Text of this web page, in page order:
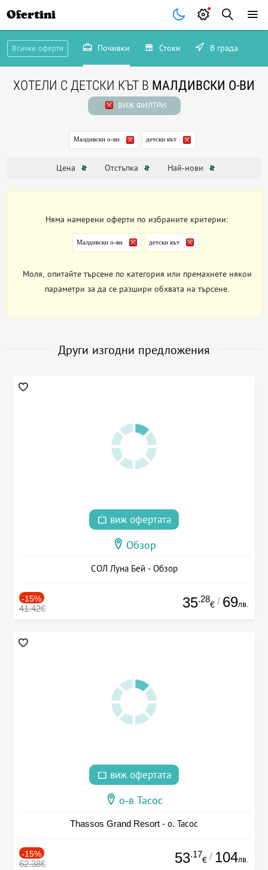
Ofertini
Всички оферти Почивки Стоки В града
ХОТЕЛИ С ДЕТСКИ КЪТ В МАЛДИВСКИ О-ВИ
ВИЖ ФИЛТРИ
Малдивски о-ви детски кът
Цена Отстъпка Най-нови
Няма намерени оферти по избраните критерии:
Малдивски о-ви детски кът
Моля, опитайте търсене по категория или премахнете някои
параметри за да се разшири обхвата на търсене.
Други изгодни предложения
виж офертата
Обзор
СОЛ Луна Бей - Обзор
-15%
41.42€ 35.28
€ / 69лв.
виж офертата
о-в Тасос
Thassos Grand Resort - о. Тасос
-15%
62.38€ 53.17
€ / 104лв.